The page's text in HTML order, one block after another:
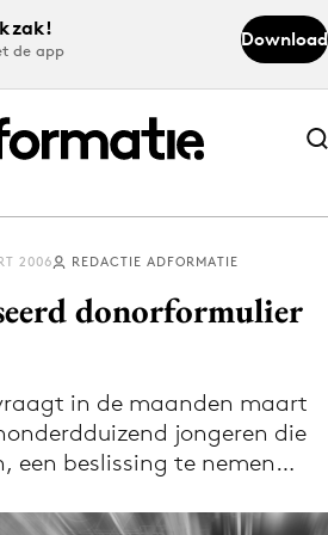
de app
Download
Abonneer nu
Abonneer nu
via de Adformatie
app
2006 REDACTIE ADFORMATIE
donorformulier
in de maanden maart
jongeren die
een beslissing te nemen…